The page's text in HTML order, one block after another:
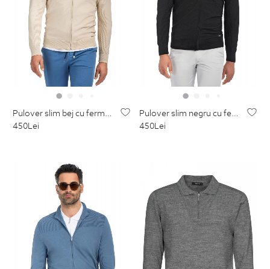
pulover slim bej cu fermoar din poliester si vascoza
450Lei
pulover slim negru cu fermoar din poliester si vascoza
450Lei